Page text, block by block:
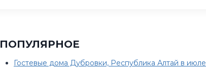
ПОПУЛЯРНОЕ
Гостевые дома Дубровки, Республика Алтай в июле